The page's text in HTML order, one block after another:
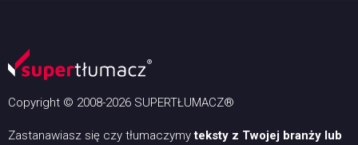
Copyright © 2008-2026 SUPERTŁUMACZ®
Zastanawiasz się czy tłumaczymyteksty z Twojej branży lub